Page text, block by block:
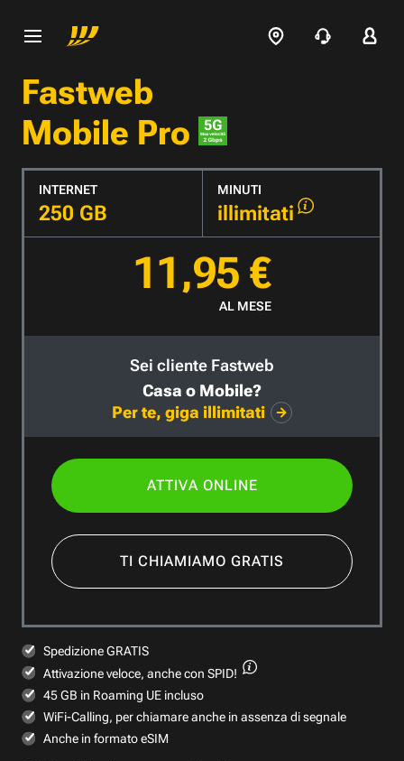
Fastweb
Mobile Pro
INTERNET
250 GB
MINUTI
illimitati
11,95 €
AL MESE
Sei cliente Fastweb
Casa o Mobile?
Per te, giga illimitati
ATTIVA ONLINE
TI CHIAMIAMO GRATIS
Spedizione GRATIS
Attivazione veloce, anche con SPID!
45 GB in Roaming UE incluso
WiFi-Calling, per chiamare anche in assenza di segnale
Anche in formato eSIM